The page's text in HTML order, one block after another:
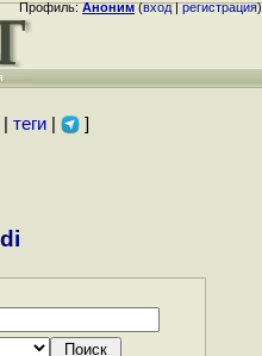
Профиль:Аноним(вход|регистрация)
теги| ]